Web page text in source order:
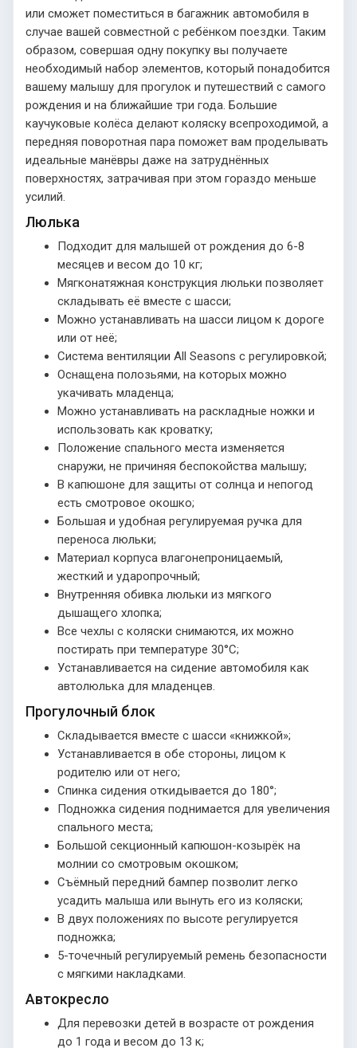
или сможет поместиться в багажник автомобиля в
случае вашей совместной с ребёнком поездки. Таким
образом, совершая одну покупку вы получаете
необходимый набор элементов, который понадобится
вашему малышу для прогулок и путешествий с самого
рождения и на ближайшие три года. Большие
каучуковые колёса делают коляску всепроходимой, а
передняя поворотная пара поможет вам проделывать
идеальные манёвры даже на затруднённых
поверхностях, затрачивая при этом гораздо меньше
усилий.
Люлька
Подходит для малышей от рождения до 6-8
месяцев и весом до 10 кг;
Мягконатяжная конструкция люльки позволяет
складывать её вместе с шасси;
Можно устанавливать на шасси лицом к дороге
или от неё;
Система вентиляции All Seasons с регулировкой;
Оснащена полозьями, на которых можно
укачивать младенца;
Можно устанавливать на раскладные ножки и
использовать как кроватку;
Положение спального места изменяется
снаружи, не причиняя беспокойства малышу;
В капюшоне для защиты от солнца и непогод
есть смотровое окошко;
Большая и удобная регулируемая ручка для
переноса люльки;
Материал корпуса влагонепроницаемый,
жесткий и ударопрочный;
Внутренняя обивка люльки из мягкого
дышащего хлопка;
Все чехлы с коляски снимаются, их можно
постирать при температуре 30°С;
Устанавливается на сидение автомобиля как
автолюлька для младенцев.
Прогулочный блок
Складывается вместе с шасси «книжкой»;
Устанавливается в обе стороны, лицом к
родителю или от него;
Спинка сидения откидывается до 180°;
Подножка сидения поднимается для увеличения
спального места;
Большой секционный капюшон-козырёк на
молнии со смотровым окошком;
Съёмный передний бампер позволит легко
усадить малыша или вынуть его из коляски;
В двух положениях по высоте регулируется
подножка;
5-точечный регулируемый ремень безопасности
с мягкими накладками.
Автокресло
Для перевозки детей в возрасте от рождения
до 1 года и весом до 13 к;